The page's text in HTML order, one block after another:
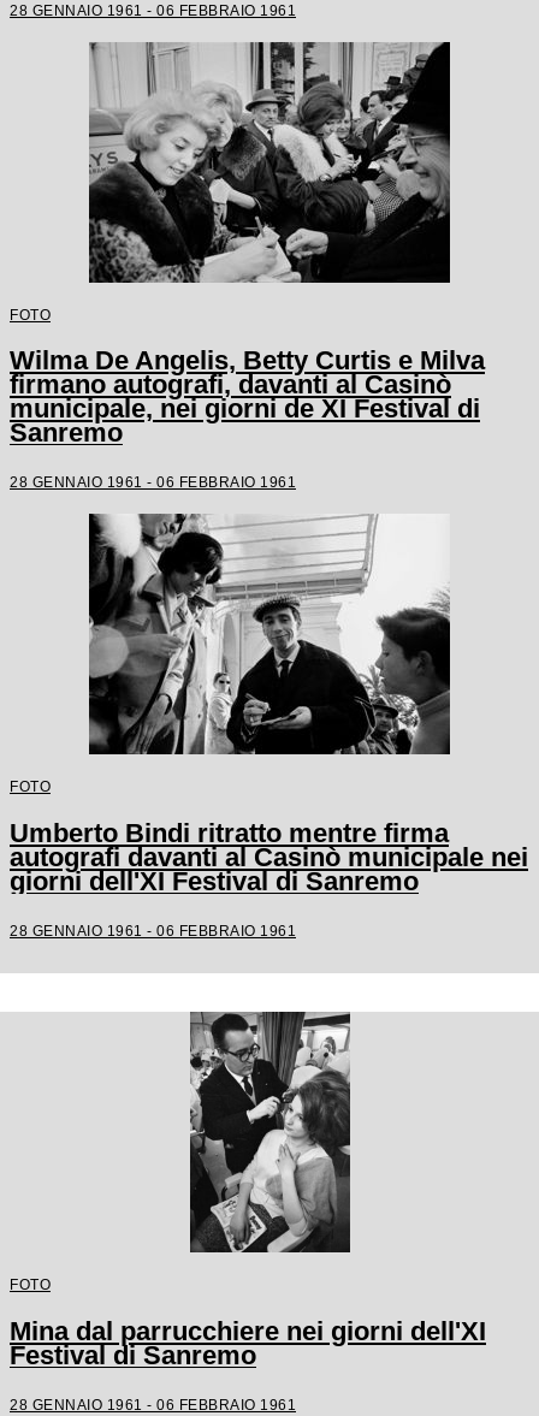
28 GENNAIO 1961 - 06 FEBBRAIO 1961
FOTO
Wilma De Angelis, Betty Curtis e Milva
firmano autografi, davanti al Casinò
municipale, nei giorni de XI Festival di
Sanremo
28 GENNAIO 1961 - 06 FEBBRAIO 1961
FOTO
Umberto Bindi ritratto mentre firma
autografi davanti al Casinò municipale nei
giorni dell'XI Festival di Sanremo
28 GENNAIO 1961 - 06 FEBBRAIO 1961
FOTO
Mina dal parrucchiere nei giorni dell'XI
Festival di Sanremo
28 GENNAIO 1961 - 06 FEBBRAIO 1961